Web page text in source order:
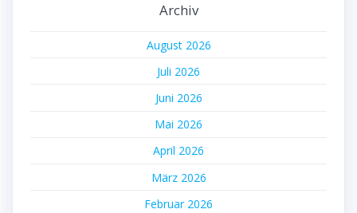
Archiv
August 2026
Juli 2026
Juni 2026
Mai 2026
April 2026
März 2026
Februar 2026